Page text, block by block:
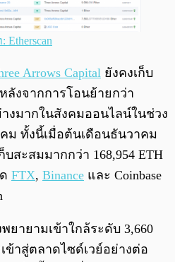
Arrows Capital ยังคงเก็บ
ลังจากการโอนย้ายกว่า
งมากในสังคมออนไลน์ในช่วง
ม ทั้งนี้เมื่อต้นเดือนธันวาคม
บสะสมมากกว่า 168,954 ETH
FTX, Binance และ Coinbase
ยายามเข้าใกล้ระดับ 3,660
ข้าสู่ตลาดไซด์เวย์อย่างต่อ